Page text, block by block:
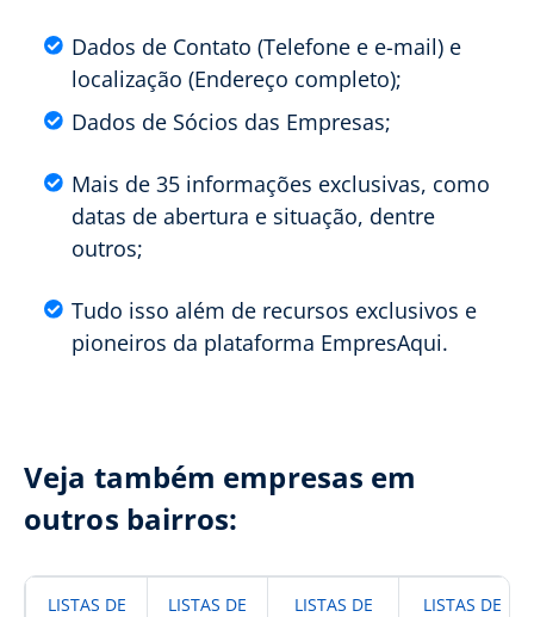
Dados de Contato (Telefone e e-mail) e
localização (Endereço completo);
Dados de Sócios das Empresas;
Mais de 35 informações exclusivas, como
datas de abertura e situação, dentre
outros;
Tudo isso além de recursos exclusivos e
pioneiros da plataforma EmpresAqui.
Veja também empresas em
outros bairros:
LISTAS DE
LISTAS DE
LISTAS DE
LISTAS DE